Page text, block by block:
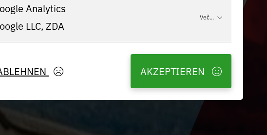
Analytics
LLC, ZDA
Več...
AKZEPTIEREN